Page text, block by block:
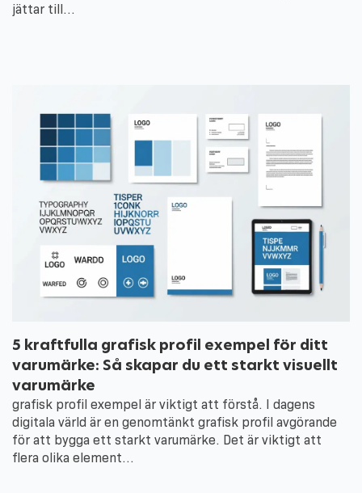
jättar till…
5 kraftfulla grafisk profil exempel för ditt
varumärke: Så skapar du ett starkt visuellt
varumärke
grafisk profil exempel är viktigt att förstå. I dagens
digitala värld är en genomtänkt grafisk profil avgörande
för att bygga ett starkt varumärke. Det är viktigt att
flera olika element…